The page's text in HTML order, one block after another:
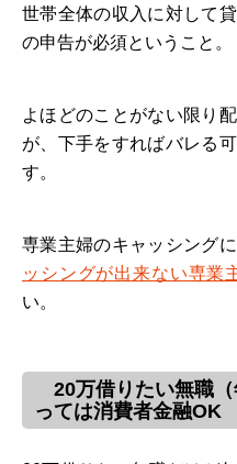
世帯全体の収入に対して
の申告が必須ということ。
よほどのことがない限り
が、下手をすればバレる
す。
専業主婦のキャッシング
ッシングが出来ない専業
い。
20万借りたい無職（
っては消費者金融OK